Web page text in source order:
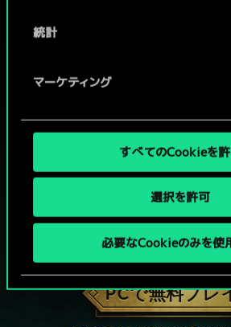
統計
マーケティング
すべてのCookieを
選択を許可
必要なCookieのみを使
グウェントでひと勝
か？
PCで無料プレ